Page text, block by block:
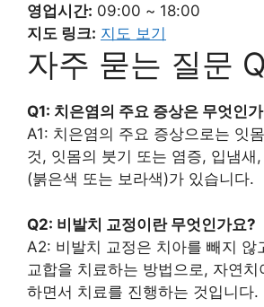
영업시간: 09:00 ~ 18:00
지도 링크: 지도 보기
자주 묻는 질문
Q1: 치은염의 주요 증상은 무엇인
A1: 치은염의 주요 증상으로는 잇
것, 잇몸의 붓기 또는 염증, 입냄새
(붉은색 또는 보라색)가 있습니다.
Q2: 비발치 교정이란 무엇인가요?
A2: 비발치 교정은 치아를 빼지 않
교합을 치료하는 방법으로, 자연
하면서 치료를 진행하는 것입니다.